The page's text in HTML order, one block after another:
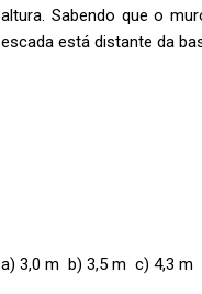
altura. Sabendo que o
escada está distante da
a) 3,0 m b) 3,5 m c) 4,3 m